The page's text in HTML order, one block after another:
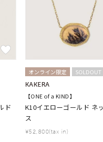
#ダイヤモンド ネックレス
K10
ド
オンライン限定 SOLDOUT
KAKERA
【ONE of a KIND】
K10イエローゴールド ネ
ス
¥52,800(tax in)